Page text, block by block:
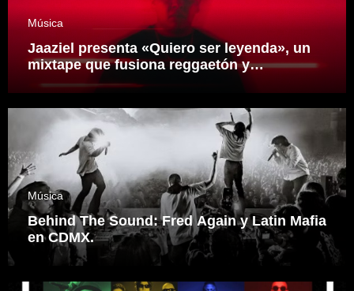
Música
Jaaziel presenta «Quiero ser leyenda», un
mixtape que fusiona reggaetón y
electrónica desde una visión propia
inspirado en el sonidero Mexicano.
Música
Behind The Sound: Fred Again y Latin Mafia
en CDMX.